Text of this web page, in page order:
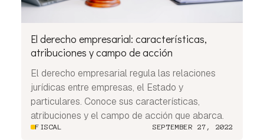
El derecho empresarial: características,
atribuciones y campo de acción
El derecho empresarial regula las relaciones
jurídicas entre empresas, el Estado y
particulares. Conoce sus características,
atribuciones y el campo de acción que abarca.
FISCAL SEPTEMBER 27, 2022